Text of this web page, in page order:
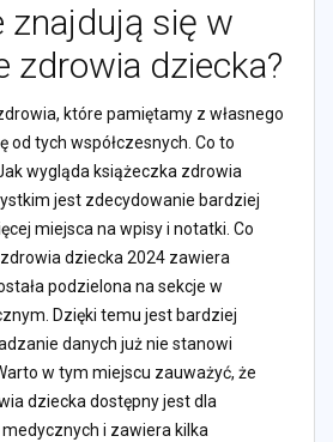
znajdują się w
zdrowia dziecka?
które pamiętamy z własnego
od tych współczesnych. Co to
wygląda książeczka zdrowia
jest zdecydowanie bardziej
miejsca na wpisy i notatki. Co
dziecka 2024 zawiera
podzielona na sekcje w
Dzięki temu jest bardziej
danych już nie stanowi
w tym miejscu zauważyć, że
dziecka dostępny jest dla
i zawiera kilka